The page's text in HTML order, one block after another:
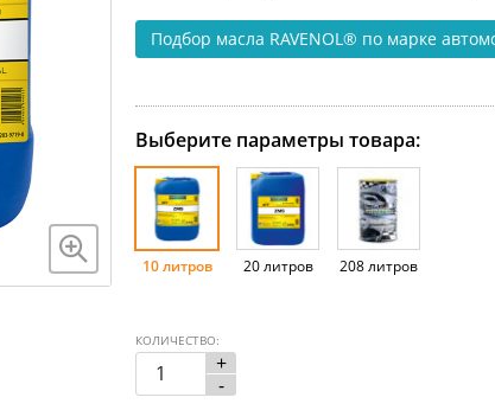
Подбор масла RAVENOL® по марке
Выберите параметры товара:
10 литров 20 литров 208 литров
+
-
КОЛИЧЕСТВО: